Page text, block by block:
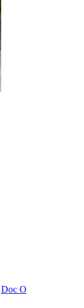
Doc O